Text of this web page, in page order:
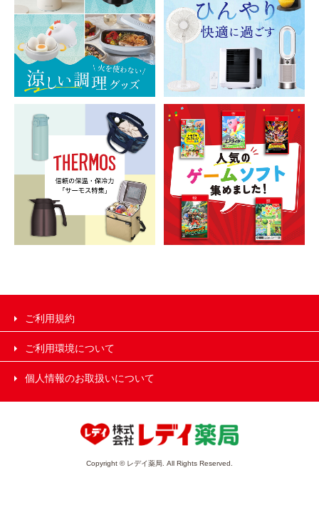
ご利用規約
ご利用環境について
個人情報のお取扱いについて
Copyright © レデイ薬局. All Rights Reserved.